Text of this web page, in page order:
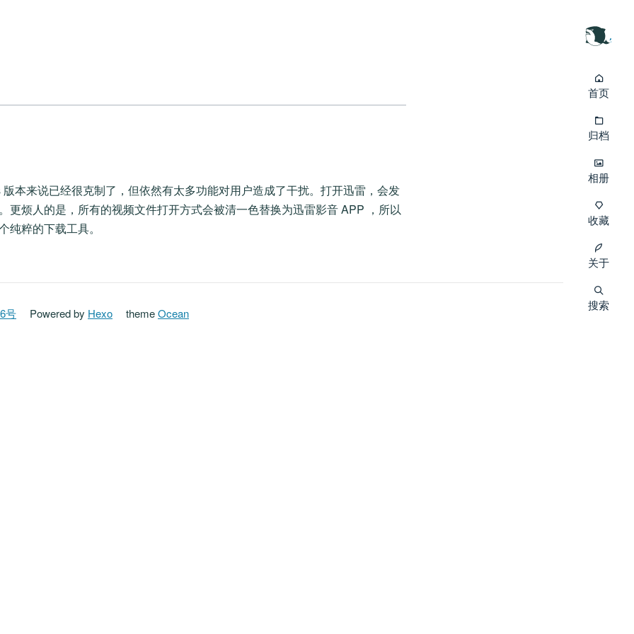
本来说已经很克制了，但依然有太多功能对用户造成了干扰。打开迅雷，会发
更烦人的是，所有的视频文件打开方式会被清一色替换为迅雷影音 APP ，所以
纯粹的下载工具。
号 Powered by Hexo themeOcean
首页
归档
相册
收藏
关于
搜索